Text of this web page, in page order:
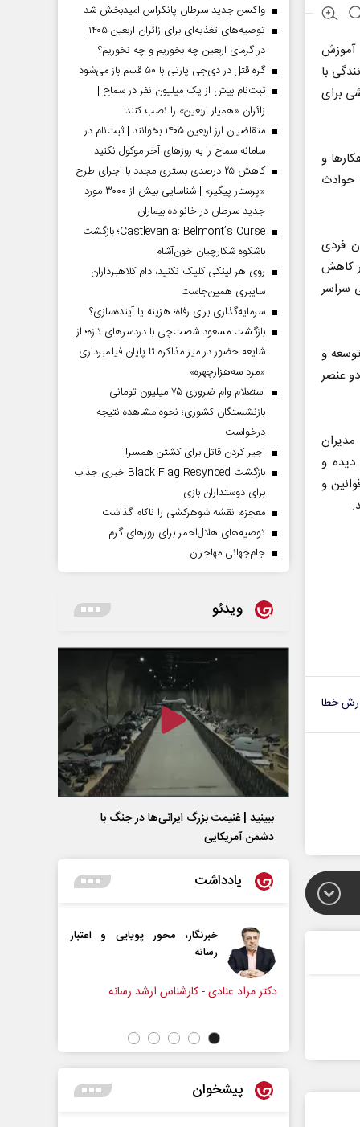
آموزش
با
برای
و
حوادث
فردی
کاهش
سراسر
و
عنصر
و
و
خطا
واکسن جدید سرطان پانکراس امیدبخش شد
توصیه‌های تغذیه‌ای برای زائران اربعین ۱۴۰۵ |
در گرمای اربعین چه بخوریم و چه نخوریم؟
گره قتل در دی‌جی پارتی با ۵۰ قسم باز می‌شود
ثبت‌نام بیش از یک میلیون نفر در سماح |
زائران «همیار اربعین» را نصب کنند
متقاضیان ارز اربعین ۱۴۰۵ بخوانند | ثبت‌نام در
سامانه سماح را به روز‌های آخر موکول نکنید
کاهش ۲۵ درصدی بستری مجدد با اجرای طرح
«پرستار پیگیر» | شناسایی بیش از ۳۰۰۰ مورد
جدید سرطان در خانواده بیماران
Castlevania: Belmont’s Curse؛ بازگشت
باشکوه شکارچیان خون‌آشام
روی هر لینکی کلیک نکنید، دام کلاهبرداران
سایبری همین‌جاست
سرمایه‌گذاری برای رفاه؛ هزینه یا آینده‌سازی؟
بازگشت مسعود شصت‌چی با دردسر‌های تازه؛ از
شایعه حضور در میز مذاکره تا پایان فیلمبرداری
«مرد سه‌هزارچهره»
استعلام وام ضروری ۷۵ میلیون تومانی
بازنشستگان کشوری؛ نحوه مشاهده نتیجه
درخواست
اجیر کردن قاتل برای کشتن همسر!
بازگشت Black Flag Resynced خبری جذاب
برای دوستداران بازی
معجزه، نقشه شوهرکشی را ناکام گذاشت
توصیه‌های هلال‌احمر برای روز‌های گرم
جام‌جهانی مهاجران
ویدئو
ببینید | غنیمت بزرگ ایرانی‌ها در جنگ با
دشمن آمریکایی
یادداشت
خبرنگار، محور پویایی و اعتبار
- کارشناس ارشد رسانه
همه مدافع حرم هستیم
دکتر حکیمه سقای بی‌ریا - استادیار
پیشخوان